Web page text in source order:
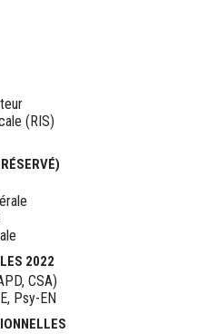
(RIS)
2022
CSA)
Psy-EN